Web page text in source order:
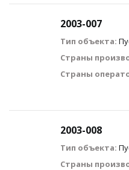
2003-007
Тип объекта:
Страны
Страны
2003-008
Тип объекта:
Страны